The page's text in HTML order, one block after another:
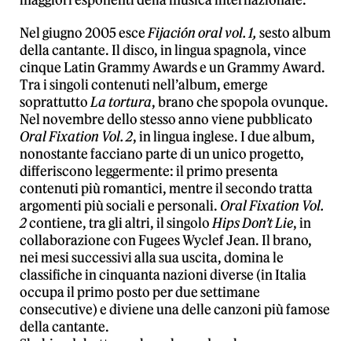
Nel giugno 2005 esceFijación oral vol. 1, sesto album
della cantante. Il disco, in lingua spagnola, vince
cinque Latin Grammy Awards e un Grammy Award.
Tra i singoli contenuti nell’album, emerge
soprattuttoLa tortura, brano che spopola ovunque.
Nel novembre dello stesso anno viene pubblicato
Oral Fixation Vol. 2, in lingua inglese. I due album,
nonostante facciano parte di un unico progetto,
differiscono leggermente: il primo presenta
contenuti più romantici, mentre il secondo tratta
argomenti più sociali e personali. Oral Fixation Vol.
2contiene, tra gli altri, il singoloHips Don’t Lie, in
collaborazione con Fugees Wyclef Jean. Il brano,
nei mesi successivi alla sua uscita, domina le
classifiche in cinquanta nazioni diverse (in Italia
occupa il primo posto per due settimane
consecutive) e diviene una delle canzoni più famose
della cantante.